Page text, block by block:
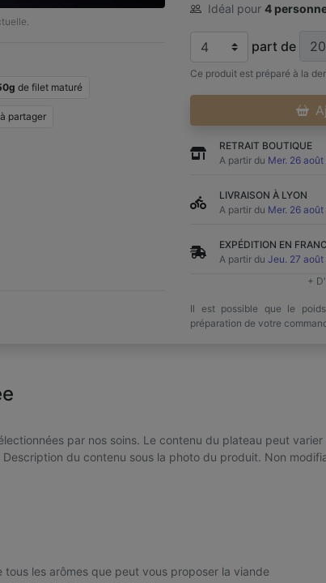
de filet maturé
partager
Idéal pour 4
part de
Ce produit est préparé à la
RETRAIT BOUTIQUE
A partir du Mer. 26
LIVRAISON À LYON
A partir du Mer. 26
EXPÉDITION EN
A partir du Jeu. 27
+
Il est possible que le
préparation de votre
par nos soins. Le contenu du plateau peut varier
du contenu sous la photo du produit. Non
les arômes que peut vous proposer la viande